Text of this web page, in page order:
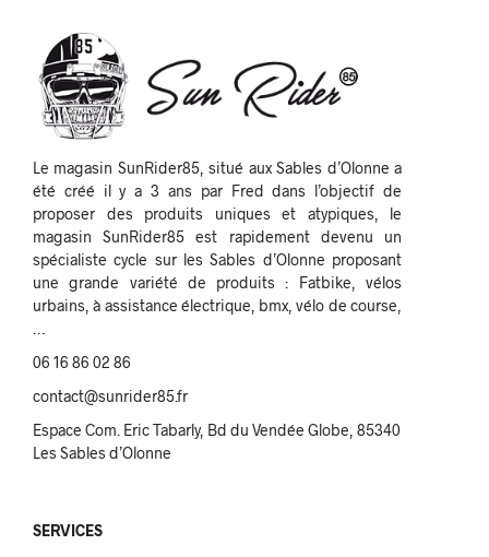
Le magasin SunRider85, situé aux Sables d’Olonne a
été créé il y a 3 ans par Fred dans l’objectif de
proposer des produits uniques et atypiques, le
magasin SunRider85 est rapidement devenu un
spécialiste cycle sur les Sables d’Olonne proposant
une grande variété de produits : Fatbike, vélos
urbains, à assistance électrique, bmx, vélo de course,
…
06 16 86 02 86
contact@sunrider85.fr
Espace Com. Eric Tabarly, Bd du Vendée Globe, 85340
Les Sables d’Olonne
SERVICES